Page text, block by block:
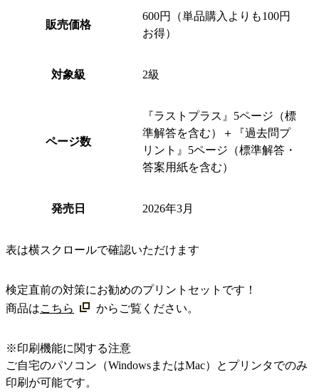
販売価格
600円（単品購入よりも100円
お得）
対象級 2級
ページ数
『ラストプラス』5ページ（標
準解答を含む）＋『過去問プ
リント』5ページ（標準解答・
答案用紙を含む）
発売日 2026年3月
表は横スクロールで確認いただけます
検定直前の対策にお勧めのプリントセットです！
商品はこちら からご覧ください。
※印刷機能に関する注意
ご自宅のパソコン（WindowsまたはMac）とプリンタでのみ
印刷が可能です。